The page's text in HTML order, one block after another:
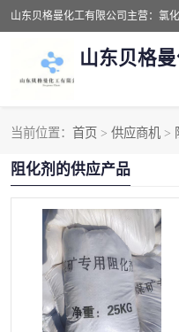
山东贝格
当前位置： 首页 > 供应商机 >
阻化剂的供应产品
灭火剂
氯化镁
氢氧化镁